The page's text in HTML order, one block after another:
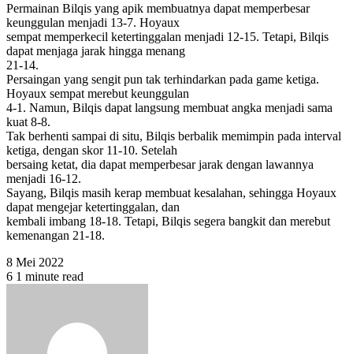
Permainan Bilqis yang apik membuatnya dapat memperbesar
keunggulan menjadi 13-7. Hoyaux
sempat memperkecil ketertinggalan menjadi 12-15. Tetapi, Bilqis
dapat menjaga jarak hingga menang
21-14.
Persaingan yang sengit pun tak terhindarkan pada game ketiga.
Hoyaux sempat merebut keunggulan
4-1. Namun, Bilqis dapat langsung membuat angka menjadi sama
kuat 8-8.
Tak berhenti sampai di situ, Bilqis berbalik memimpin pada interval
ketiga, dengan skor 11-10. Setelah
bersaing ketat, dia dapat memperbesar jarak dengan lawannya
menjadi 16-12.
Sayang, Bilqis masih kerap membuat kesalahan, sehingga Hoyaux
dapat mengejar ketertinggalan, dan
kembali imbang 18-18. Tetapi, Bilqis segera bangkit dan merebut
kemenangan 21-18.
8 Mei 2022
6 1 minute read